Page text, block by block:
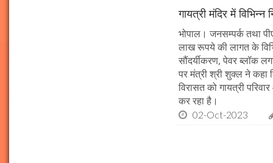
गायत्री मंदिर में विभिन्न
भोपाल। जनसम्पर्क तथा
लाख रूपये की लागत के
सौंदर्यीकरण, पेवर ब्लॉक
पर मंत्री श्री शुक्ल ने कहा
विरासत को गायत्री
कर रहा है।
02-Oct-2023